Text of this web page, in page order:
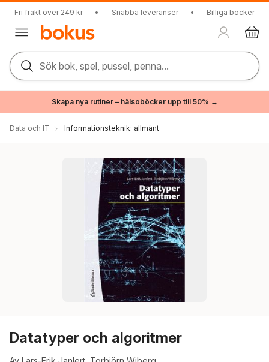
Fri frakt över 249 kr • Snabba leveranser • Billiga böcker
Sök bok, spel, pussel, penna...
Skapa nya rutiner – hälsoböcker upp till 50% →
Data och IT Informationsteknik: allmänt
Datatyper och algoritmer